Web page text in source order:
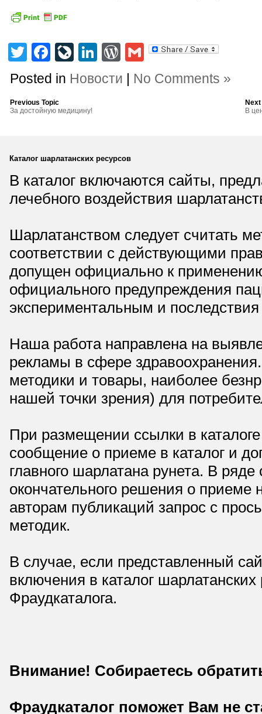
TwitterFacebook
LiveJournal
LinkedIn
WordPress
Gmail
Posted in Новости | No Comments »
Previous Topic
За достойную медицину!
В
Каталог шарлатанских ресурсов
В каталог включаются сайты,
лечебного воздействия
Шарлатанством следует считать
соответствии с действующими
допущен официально к
официального предупреждения
экспериментальным и
Наша работа направлена на
рекламы в сфере
методики и товары, наиболее
нашей точки зрения) для
При размещении ссылки в
сообщение о приеме в каталог и
главного шарлатана рунета. В
окончательного решения о приеме
авторам публикаций запрос с
методик.
В случае, если представленный
включения в каталог
Фраудкаталога.
Внимание! Собираетесь
Фраудкаталог поможет Вам не